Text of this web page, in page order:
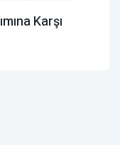
Karşı